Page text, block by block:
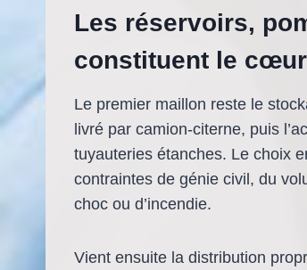
Les réservoirs,
constituent le
Le premier maillon reste le
livré par camion-citerne, puis
tuyauteries étanches. Le choix
contraintes de génie civil, du
choc ou d’incendie.
Vient ensuite la distribution